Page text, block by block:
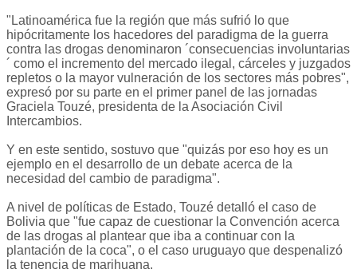
"Latinoamérica fue la región que más sufrió lo que
hipócritamente los hacedores del paradigma de la guerra
contra las drogas denominaron ´consecuencias involuntarias
´ como el incremento del mercado ilegal, cárceles y juzgados
repletos o la mayor vulneración de los sectores más pobres",
expresó por su parte en el primer panel de las jornadas
Graciela Touzé, presidenta de la Asociación Civil
Intercambios.
Y en este sentido, sostuvo que "quizás por eso hoy es un
ejemplo en el desarrollo de un debate acerca de la
necesidad del cambio de paradigma".
A nivel de políticas de Estado, Touzé detalló el caso de
Bolivia que "fue capaz de cuestionar la Convención acerca
de las drogas al plantear que iba a continuar con la
plantación de la coca", o el caso uruguayo que despenalizó
la tenencia de marihuana.